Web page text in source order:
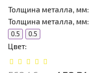
Толщина металла, мм:
Толщина металла, мм:
0.5 0.5
Цвет: